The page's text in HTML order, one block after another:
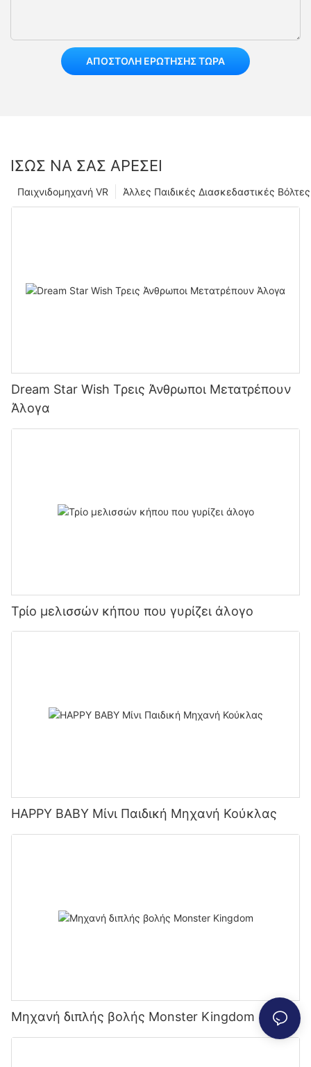
ΑΠΟΣΤΟΛΉ ΕΡΏΤΗΣΗΣ ΤΏΡΑ
ΊΣΩΣ ΝΑ ΣΑΣ ΑΡΈΣΕΙ
Άλλες Παιδικές Διασκεδαστικές Βόλτες
Παιχνιδομηχανή VR
Dream Star Wish Τρεις Άνθρωποι Μετατρέπουν
Άλογα
Τρίο μελισσών κήπου που γυρίζει άλογο
HAPPY BABY Μίνι Παιδική Μηχανή Κούκλας
Μηχανή διπλής βολής Monster Kingdom